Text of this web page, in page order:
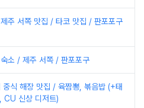
주 서쪽 맛집 / 타코 맛집 / 판포포구
소 / 제주 서쪽 / 판포포구
식 해장 맛집 / 육짬뽕, 볶음밥 (+태
CU 신상 디저트)